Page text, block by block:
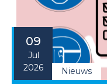
09
Jul
2026
Nieuws